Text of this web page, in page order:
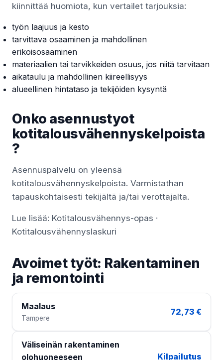
kiinnittää huomiota, kun vertailet tarjouksia:
työn laajuus ja kesto
tarvittava osaaminen ja mahdollinen
erikoisosaaminen
materiaalien tai tarvikkeiden osuus, jos niitä tarvitaan
aikataulu ja mahdollinen kiireellisyys
alueellinen hintataso ja tekijöiden kysyntä
Onko asennustyot
kotitalousvähennyskelpoista
?
Asennuspalvelu on yleensä
kotitalousvähennyskelpoista. Varmistathan
tapauskohtaisesti tekijältä ja/tai verottajalta.
Lue lisää: Kotitalousvähennys-opas ·
Kotitalousvähennyslaskuri
Avoimet työt: Rakentaminen
ja remontointi
Maalaus
Tampere
72,73 €
Väliseinän rakentaminen
olohuoneeseen
Kilpailutus